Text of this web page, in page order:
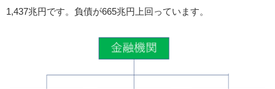
1,437兆円です。負債が665兆円上回っています。